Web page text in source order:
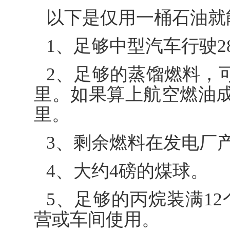
以下是仅用一桶石油
1、足够中型汽车行驶
2、足够的蒸馏燃料，
里。如果算上航空燃油
里。
3、剩余燃料在发电厂
4、大约4磅的煤球。
5、足够的丙烷装满
营或车间使用。